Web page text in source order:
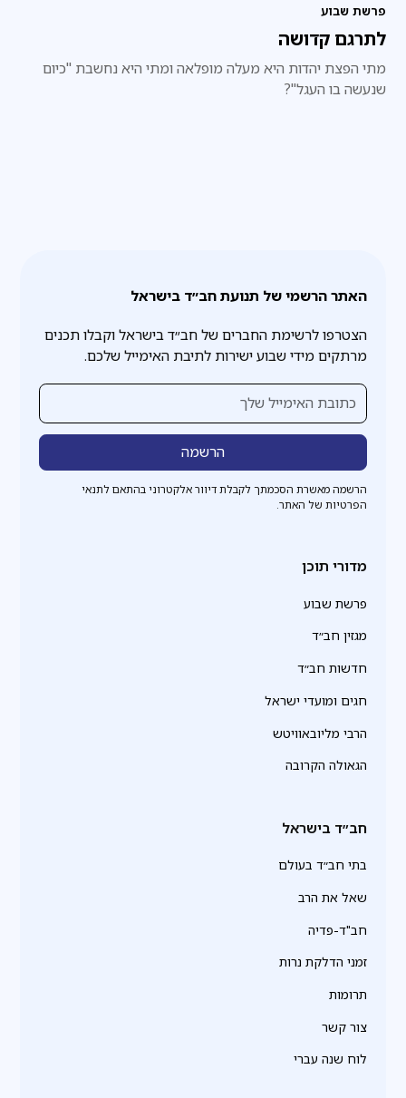
פרשת שבוע
לתרגם קדושה
מתי הפצת יהדות היא מעלה מופלאה ומתי היא נחשבת "כיום
שנעשה בו העגל"?
האתר הרשמי של תנועת חב״ד בישראל
הצטרפו לרשימת החברים של חב״ד בישראל וקבלו תכנים
מרתקים מידי שבוע ישירות לתיבת האימייל שלכם.
הרשמה מאשרת הסכמתך לקבלת דיוור אלקטרוני בהתאם לתנאי
הפרטיות של האתר.
מדורי תוכן
פרשת שבוע
מגזין חב״ד
חדשות חב״ד
חגים ומועדי ישראל
הרבי מליובאוויטש
הגאולה הקרובה
חב״ד בישראל
בתי חב״ד בעולם
שאל את הרב
חב"ד-פדיה
זמני הדלקת נרות
תרומות
צור קשר
לוח שנה עברי